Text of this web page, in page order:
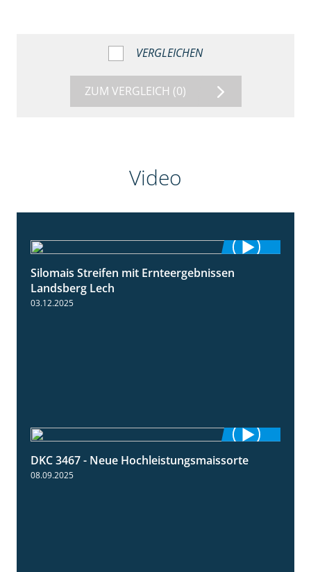
VERGLEICHEN
ZUM VERGLEICH (0)
Video
11:01
Silomais Streifen mit Ernteergebnissen
Landsberg Lech
03.12.2025
1:21
DKC 3467 - Neue Hochleistungsmaissorte
08.09.2025